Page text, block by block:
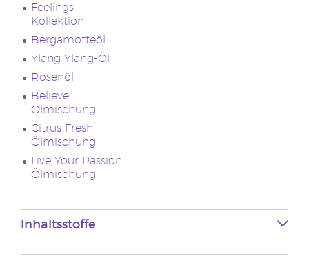
Feelings
Kollektion
Bergamotteöl
Ylang Ylang-Öl
Rosenöl
Believe
Ölmischung
Citrus Fresh
Ölmischung
Live Your Passion
Ölmischung
Inhaltsstoffe